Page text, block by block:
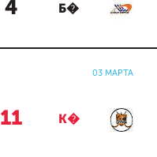
4 Б�
03 МАРТА
11 К�